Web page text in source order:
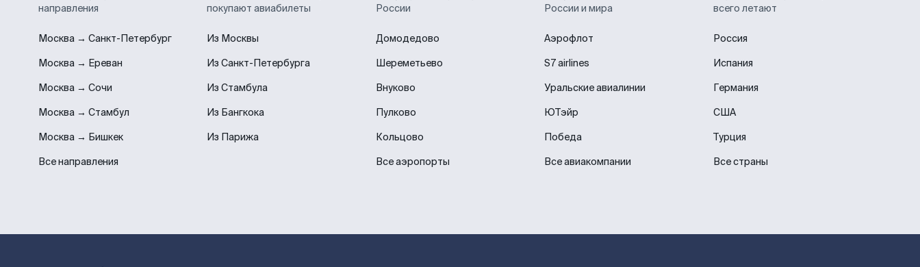
направления
Москва → Санкт-Петербург
Москва → Ереван
Москва → Сочи
Москва → Стамбул
Москва → Бишкек
Все направления
покупают авиабилеты
Из Москвы
Из Санкт-Петербурга
Из Стамбула
Из Бангкока
Из Парижа
России
Домодедово
Шереметьево
Внуково
Пулково
Кольцово
Все аэропорты
России и мира
Аэрофлот
S7 airlines
Уральские авиалинии
ЮТэйр
Победа
Все авиакомпании
всего летают
Россия
Испания
Германия
США
Турция
Все страны